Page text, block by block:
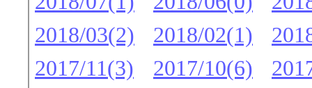
2018/03(2)
2018/02(1)
2017/11(3)
2017/10(6)